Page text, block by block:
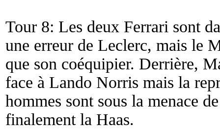
Tour 8: Les deux Ferrari sont
une erreur de Leclerc, mais le
que son coéquipier. Derrière,
face à Lando Norris mais la
hommes sont sous la menace
finalement la Haas.